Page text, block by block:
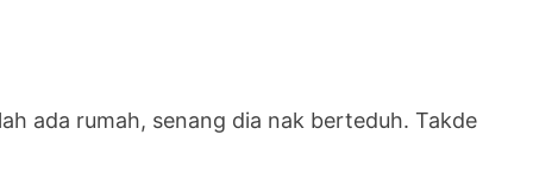
ada rumah, senang dia nak berteduh. Takde